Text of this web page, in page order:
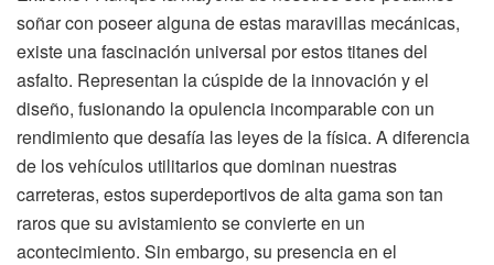
soñar con poseer alguna de estas maravillas mecánicas,
existe una fascinación universal por estos titanes del
asfalto. Representan la cúspide de la innovación y el
diseño, fusionando la opulencia incomparable con un
rendimiento que desafía las leyes de la física. A diferencia
de los vehículos utilitarios que dominan nuestras
carreteras, estos superdeportivos de alta gama son tan
raros que su avistamiento se convierte en un
acontecimiento. Sin embargo, su presencia en el